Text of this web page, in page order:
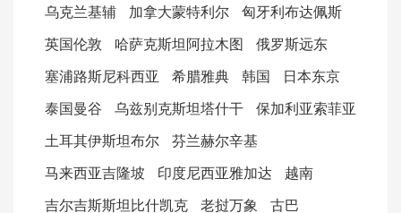
乌克兰基辅
加拿大蒙特利尔
匈牙利布达佩斯
英国伦敦
哈萨克斯坦阿拉木图
俄罗斯远东
塞浦路斯尼科西亚
希腊雅典 韩国
日本东京
泰国曼谷
乌兹别克斯坦塔什干
保加利亚索菲亚
土耳其伊斯坦布尔
芬兰赫尔辛基
马来西亚吉隆坡
印度尼西亚雅加达
越南
吉尔吉斯斯坦比什凯克
老挝万象
古巴